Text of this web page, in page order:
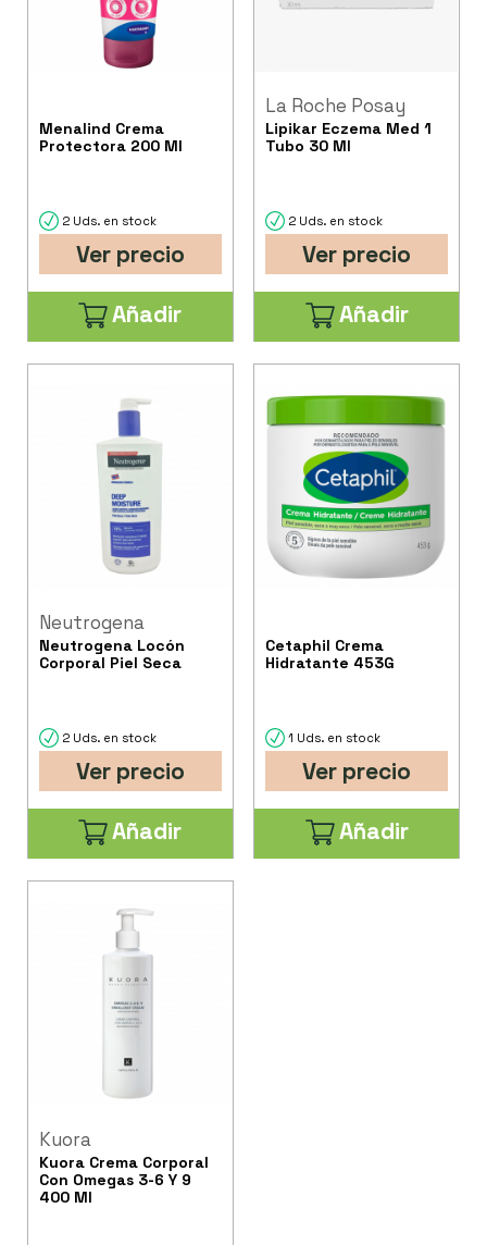
Menalind Crema
Protectora 200 Ml
2 Uds. en stock
Ver precio
Añadir
La Roche Posay
Lipikar Eczema Med 1
Tubo 30 Ml
2 Uds. en stock
Ver precio
Añadir
Neutrogena
Neutrogena Locón
Corporal Piel Seca
2 Uds. en stock
Ver precio
Añadir
Cetaphil Crema
Hidratante 453G
1 Uds. en stock
Ver precio
Añadir
Kuora
Kuora Crema Corporal
Con Omegas 3-6 Y 9
400 Ml